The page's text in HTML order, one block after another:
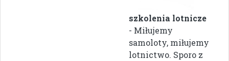
szkolenia lotnicze
- Miłujemy
samoloty, miłujemy
lotnictwo. Sporo z